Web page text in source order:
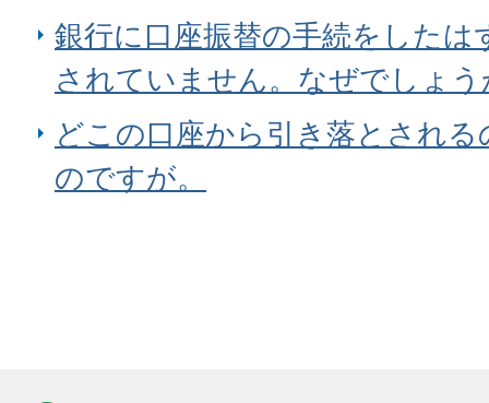
銀行に口座振替の手続をした
されていません。なぜでしょう
どこの口座から引き落とされ
のですが。